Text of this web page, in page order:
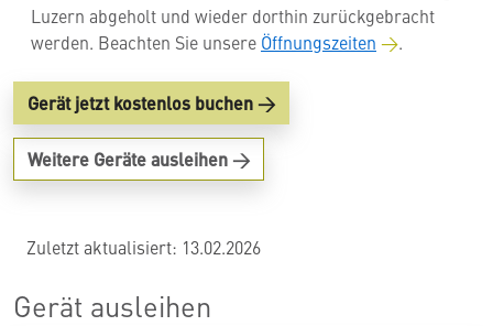
Luzern abgeholt und wieder dorthin zurückgebracht
werden. Beachten Sie unsere Öffnungszeiten .
Gerät jetzt kostenlos buchen
Weitere Geräte ausleihen
Zuletzt aktualisiert: 13.02.2026
Gerät ausleihen